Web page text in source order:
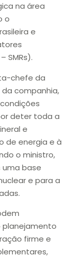
na área
o
e
SMRs).
chefe da
da companhia,
deter toda a
e
de energia e à
o ministro,
base
e para a
firme e